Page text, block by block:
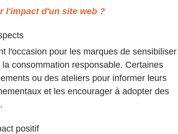
l'impact d'un site web ?
l'occasion pour les marques de sensibiliser
consommation responsable. Certaines
ou des ateliers pour informer leurs
et les encourager à adopter des
positif